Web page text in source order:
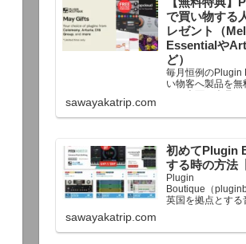
で買い物する
レゼント（
Essentialや
ど）
毎月恒例のPlugin
い物客へ製品を
る」企画。今月
定額以上のお金
終了予定日：日
sawayakatrip.com
初めてPlugin
する時の方法
Plugin
Boutique（
英国を拠点とする
で、世界中のミ
sawayakatrip.com